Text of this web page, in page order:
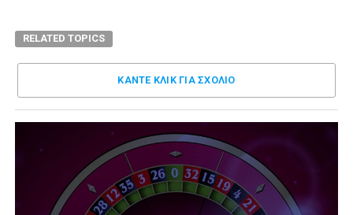
RELATED TOPICS
ΚΑΝΤΕ ΚΛΊΚ ΓΙΑ ΣΧΌΛΙΟ